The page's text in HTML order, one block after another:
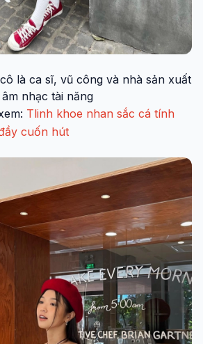
là ca sĩ, vũ công và nhà sản xuất
âm nhạc tài năng
Tlinh khoe nhan sắc cá tính
cuốn hút